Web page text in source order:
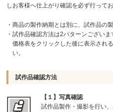
しお客様へ仕上がり確認を必ず行ってお
・商品の製作納期とは別に、試作品の
・試作品確認方法は2パターンございま
価格表をクリックした後に表示され
い。
試作品確認方法
【１】写真確認
試作品製作・撮影を行い